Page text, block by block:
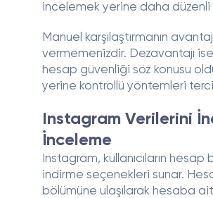
incelemek yerine daha düzenli
Manuel karşılaştırmanın
vermemenizdir. Dezavantajı
hesap güvenliği söz konusu
yerine kontrollü yöntemleri
Instagram Verilerini
İnceleme
Instagram, kullanıcıların
indirme seçenekleri sunar.
bölümüne ulaşılarak hesaba